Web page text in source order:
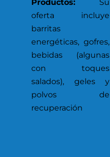
Productos: Su
oferta incluye
barritas
energéticas, gofres,
bebidas (algunas
con toques
salados), geles y
polvos de
recuperación